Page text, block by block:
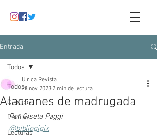
Entrada
Todos
Clásicos
Perfiles
Lecturas
Todos
Alacranes de madrugada
Ulrica Revista
28 nov 2023 2 min de lectura
Por Gisela Paggi
@bibliogigix